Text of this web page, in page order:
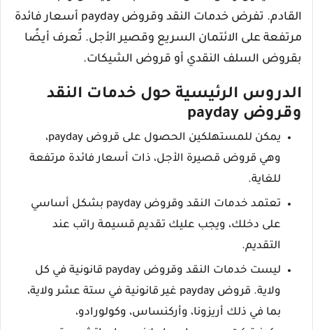
القادم. تفرض خدمات النقد وقروض payday أسعار فائدة
مرتفعة على الائتمان السريع وقصير الأجل. تُعرف أيضًا
بقروض السلف النقدي أو قروض الشيكات.
الدروس الرئيسية حول خدمات النقد
وقروض payday
يمكن للمستهلكين الحصول على قروض payday،
وهي قروض قصيرة الأجل، ذات أسعار فائدة مرتفعة
للغاية.
تعتمد خدمات النقد وقروض payday بشكل أساسي
على دخلك، ويجب عليك تقديم قسيمة راتب عند
التقديم.
ليست خدمات النقد وقروض payday قانونية في كل
ولاية. قروض payday غير قانونية في ستة عشر ولاية،
بما في ذلك أريزونا، وأركنساس، وكولورادو،